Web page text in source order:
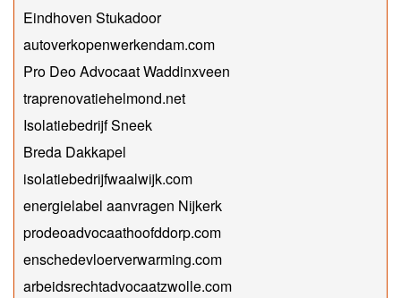
Eindhoven Stukadoor
autoverkopenwerkendam.com
Pro Deo Advocaat Waddinxveen
traprenovatiehelmond.net
Isolatiebedrijf Sneek
Breda Dakkapel
isolatiebedrijfwaalwijk.com
energielabel aanvragen Nijkerk
prodeoadvocaathoofddorp.com
enschedevloerverwarming.com
arbeidsrechtadvocaatzwolle.com